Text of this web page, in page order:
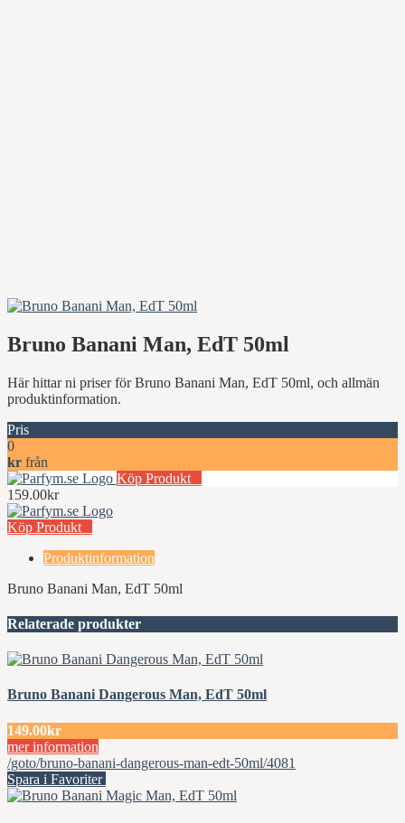
Bruno Banani Man, EdT 50ml
Här hittar ni priser för Bruno Banani Man, EdT 50ml, och allmän
produktinformation.
Pris
0
kr från
Köp Produkt
159.00kr
Köp Produkt
Produktinformation
Bruno Banani Man, EdT 50ml
Relaterade produkter
Bruno Banani Dangerous Man, EdT 50ml
149.00kr
mer information
/goto/bruno-banani-dangerous-man-edt-50ml/4081
Spara i Favoriter